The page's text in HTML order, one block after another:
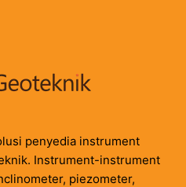
penyedia instrument
Instrument-instrument
piezometer,